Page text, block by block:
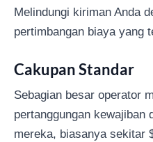
Melindungi kiriman Anda
pertimbangan biaya yang
Cakupan Standar
Sebagian besar operator
pertanggungan kewajiban
mereka, biasanya sekitar